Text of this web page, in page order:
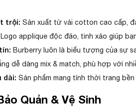
trội: Sản xuất từ vải cotton cao cấp,
Logo applique độc đáo, tinh xảo giúp
Burberry luôn là biểu tượng của sự
dễ dàng mix & match, phù hợp với
dài: Sản phẩm mang tính thời trang
Quản & Vệ Sinh